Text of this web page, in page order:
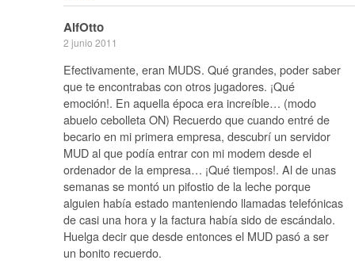
AlfOtto
2 junio 2011
Efectivamente, eran MUDS. Qué grandes, poder saber
que te encontrabas con otros jugadores. ¡Qué
emoción!. En aquella época era increíble… (modo
abuelo cebolleta ON) Recuerdo que cuando entré de
becario en mi primera empresa, descubrí un servidor
MUD al que podía entrar con mi modem desde el
ordenador de la empresa… ¡Qué tiempos!. Al de unas
semanas se montó un pifostio de la leche porque
alguien había estado manteniendo llamadas telefónicas
de casi una hora y la factura había sido de escándalo.
Huelga decir que desde entonces el MUD pasó a ser
un bonito recuerdo.